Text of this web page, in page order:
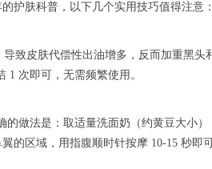
护肤科普，以下几个实用技巧值得注意：
致皮肤代偿性出油增多，反而加重黑头
次即可，无需频繁使用。
做法是：取适量洗面奶（约黄豆大小）
区域，用指腹顺时针按摩 10-15 秒即